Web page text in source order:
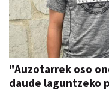
"Auzotarrek oso
daude laguntzeko